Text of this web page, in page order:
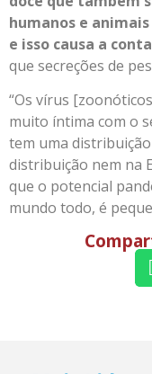
humanos e
e isso causa a
que secreções de
“Os vírus
muito íntima com o
tem uma
distribuição nem na
que o potencial
mundo todo, é